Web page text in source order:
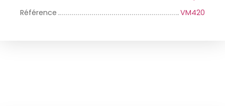
Référence VM420